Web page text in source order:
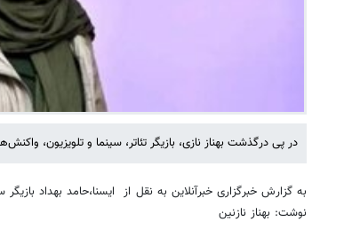
در پی درگذشت بهناز نازی، بازیگر تئاتر، سینما و تلویزیون،
به گزارش خبرگزاری خبرآنلاین به نقل از ایسنا،حامد بهداد
نوشت: بهناز نازنین